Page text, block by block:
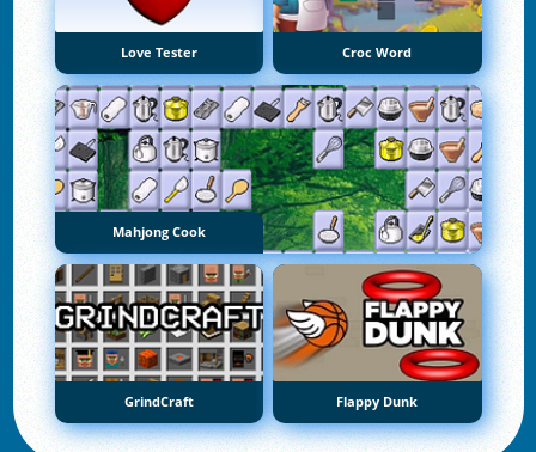
Love Tester Croc Word
Mahjong Cook
GrindCraft Flappy Dunk